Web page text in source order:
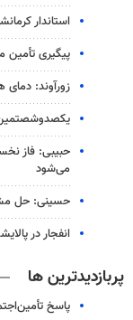
استاندار
پیگیری تأمین
زورآوند:
یکصدوشصتمین
حبیبی: فاز
می‌شود
حسینی: حل
انفجار در
پربازدیدترین ها
پاسخ